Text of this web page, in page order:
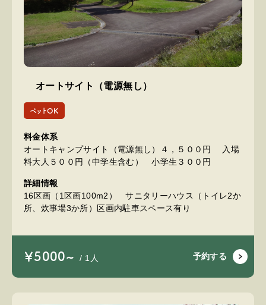
オートサイト（電源無し）
ペットOK
料金体系
オートキャンプサイト（電源無し）４，５００円 入場
料大人５００円（中学生含む） 小学生３００円
詳細情報
16区画（1区画100m2） サニタリーハウス（トイレ2か
所、炊事場3か所）区画内駐車スペース有り
￥5000~ / 1人 予約する